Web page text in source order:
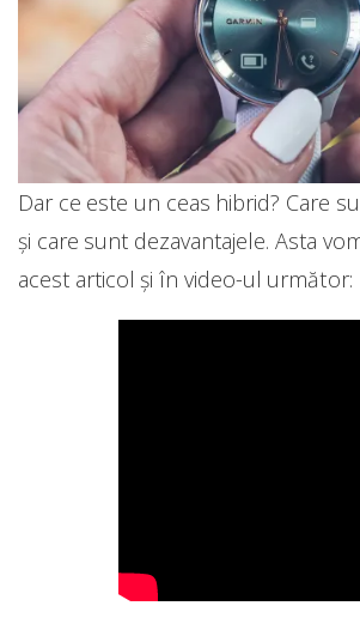
Dar ce este un ceas hibrid? Care
și care sunt dezavantajele. Asta
acest articol și în video-ul următor: